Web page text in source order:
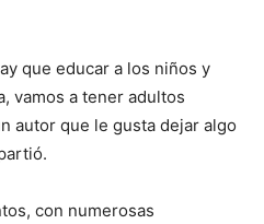
que educar a los niños y
vamos a tener adultos
autor que le gusta dejar algo
con numerosas